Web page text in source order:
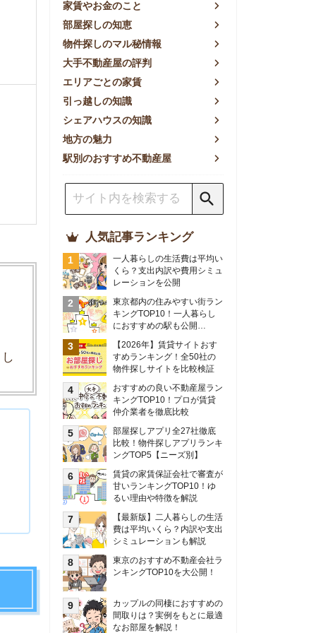
おすすめ不動産屋
人気記事ランキング
一人暮らしの生活費は平均い
レーションを公開
東京都内の住みやすい街ラン
【2026年】賃貸サイトおす
物件探しサイトを比較検証
おすすめの良い不動産屋ラン
キングTOP10！プロが賃貸
仲介業者を徹底比較
部屋探しアプリ全27社徹底
比較！物件探しアプリランキ
賃貸の家賃保証会社で審査が
甘いランキングTOP10！ゆ
るい理由や特徴を解説
【最新版】二人暮らしの生活
費は平均いくら？内訳や支出
シミュレーションも解説
東京のおすすめ不動産会社ラ
ンキングTOP10を大公開！
カップルの同棲におすすめの
間取りは？実例をもとに最適
なお部屋を解説！
シングルマザーの生活費は平
均いくら？母子家庭の収入や
支援制度についても解説